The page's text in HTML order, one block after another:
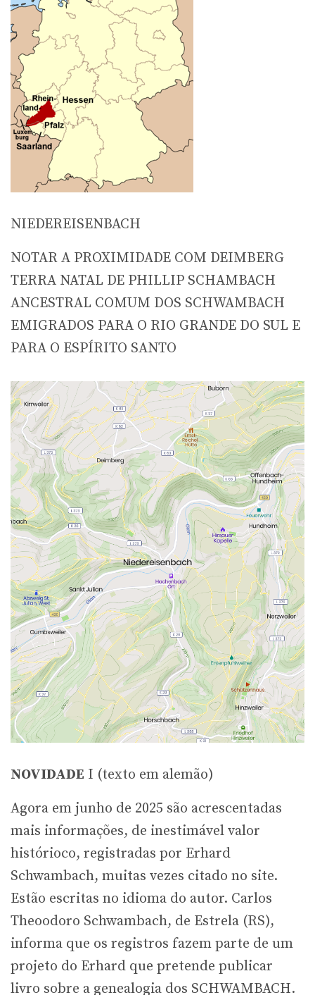
NIEDEREISENBACH
NOTAR A PROXIMIDADE COM DEIMBERG
TERRA NATAL DE PHILLIP SCHAMBACH
ANCESTRAL COMUM DOS SCHWAMBACH
EMIGRADOS PARA O RIO GRANDE DO SUL E
PARA O ESPÍRITO SANTO
NOVIDADE I (texto em alemão)
Agora em junho de 2025 são acrescentadas
mais informações, de inestimável valor
histórioco, registradas por Erhard
Schwambach, muitas vezes citado no site.
Estão escritas no idioma do autor. Carlos
Theoodoro Schwambach, de Estrela (RS),
informa que os registros fazem parte de um
projeto do Erhard que pretende publicar
livro sobre a genealogia dos SCHWAMBACH.